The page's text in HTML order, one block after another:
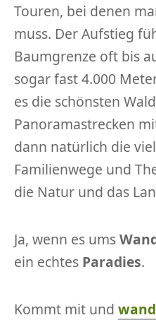
Touren, bei denen
muss. Der Aufstieg
Baumgrenze oft bis
sogar fast 4.000
es die schönsten
Panoramastrecken
dann natürlich die
Familienwege und
die Natur und das
Ja, wenn es ums
ein echtes Paradies.
Kommt mit und